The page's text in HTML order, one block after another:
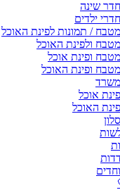
שינה
ילדים
/ תמונות לפינת האוכל
ולפינת האוכל
ופינת אוכל
ופינת האוכל
אוכל
האוכל